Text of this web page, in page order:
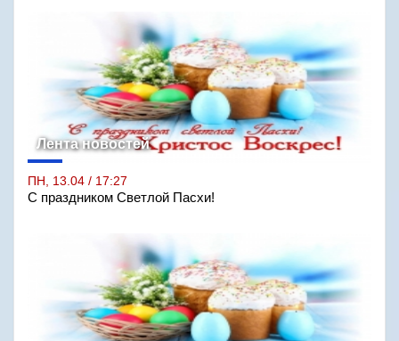
Лента новостей
ПН, 13.04 / 17:27
С праздником Светлой Пасхи!